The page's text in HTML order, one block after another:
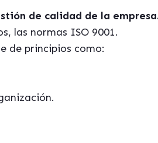
de calidad de la
las normas ISO 9001.
de principios como: